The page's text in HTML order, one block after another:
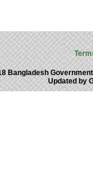
Bangladesh
Updated by